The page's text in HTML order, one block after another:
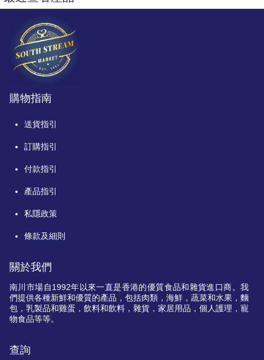
購物指南
送貨指引
訂購指引
付款指引
產品指引
私隱政策
條款及細則
關於我們
南川市場自1992年以來一直是香港的優質食品和雜貨進口商。我
們提供各種新鮮和優質的產品，包括肉類，海鮮，蔬菜和水果，麵
包，乳製品和雞蛋，飲料和飲料，雜貨，家居用品，個人護理，寵
物食品等等。
查詢